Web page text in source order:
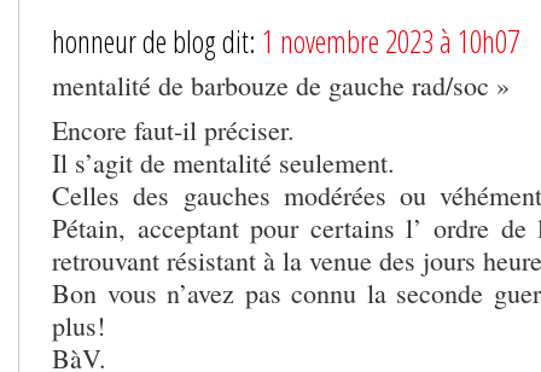
honneur de blog dit: 1 novembre 2023 à 10h07
mentalité de barbouze de gauche rad/soc »
Encore faut-il préciser.
Il s’agit de mentalité seulement.
Celles des gauches modérées ou
Pétain, acceptant pour certains l’ ordre
retrouvant résistant à la venue des jours
Bon vous n’avez pas connu la seconde
plus!
BàV.